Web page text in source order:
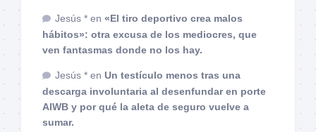
Jesús * en «El tiro deportivo crea malos
hábitos»: otra excusa de los mediocres, que
ven fantasmas donde no los hay.
Jesús * en Un testículo menos tras una
descarga involuntaria al desenfundar en porte
AIWB y por qué la aleta de seguro vuelve a
sumar.